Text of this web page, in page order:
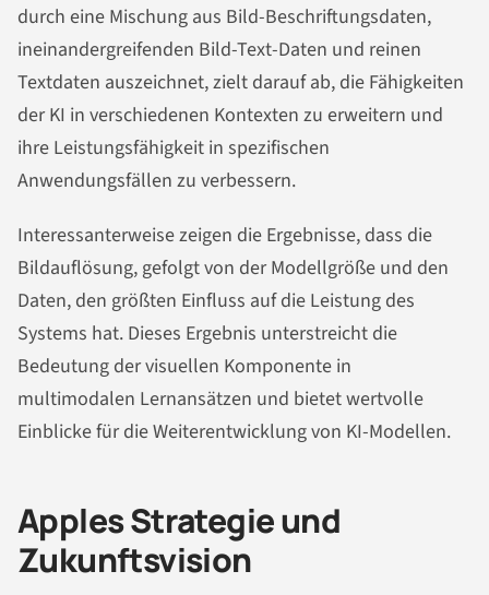
durch eine Mischung aus Bild-Beschriftungsdaten,
ineinandergreifenden Bild-Text-Daten und reinen
Textdaten auszeichnet, zielt darauf ab, die Fähigkeiten
der KI in verschiedenen Kontexten zu erweitern und
ihre Leistungsfähigkeit in spezifischen
Anwendungsfällen zu verbessern.
Interessanterweise zeigen die Ergebnisse, dass die
Bildauflösung, gefolgt von der Modellgröße und den
Daten, den größten Einfluss auf die Leistung des
Systems hat. Dieses Ergebnis unterstreicht die
Bedeutung der visuellen Komponente in
multimodalen Lernansätzen und bietet wertvolle
Einblicke für die Weiterentwicklung von KI-Modellen.
Apples Strategie und
Zukunftsvision